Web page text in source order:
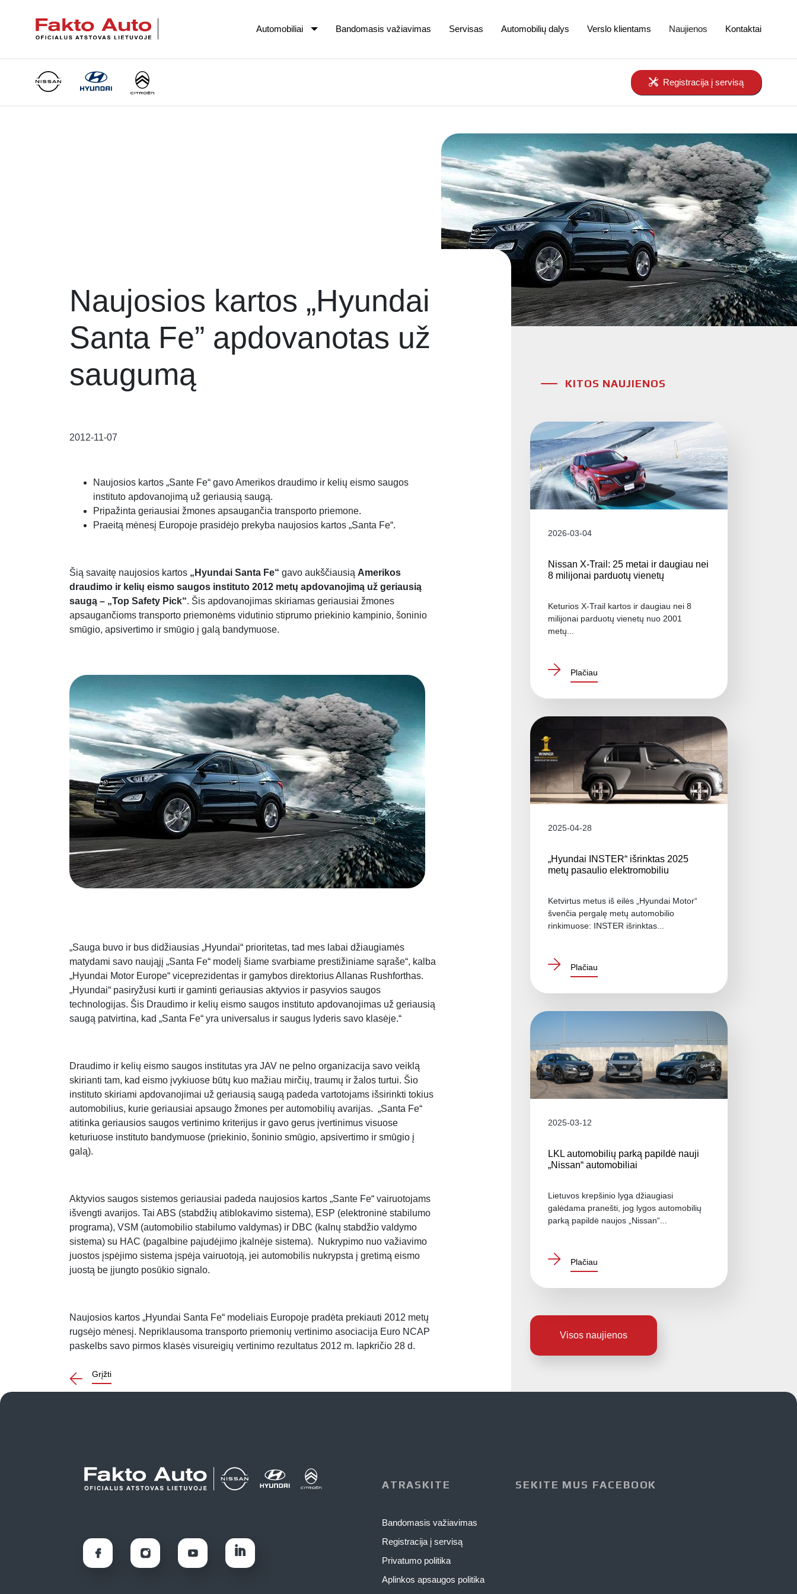
Main Navigation Automobiliai Bandomasis važiavimas Servisas Automobilių dalys Verslo klientams Naujienos Kontaktai
Registracija į servisą
Naujosios kartos „Hyundai
Santa Fe” apdovanotas už
saugumą
2012-11-07
Naujosios kartos „Sante Fe“ gavo Amerikos draudimo ir kelių eismo saugos
instituto apdovanojimą už geriausią saugą.
Pripažinta geriausiai žmones apsaugančia transporto priemone.
Praeitą mėnesį Europoje prasidėjo prekyba naujosios kartos „Santa Fe“.
Šią savaitę naujosios kartos „Hyundai Santa Fe“ gavo aukščiausią Amerikos
draudimo ir kelių eismo saugos instituto 2012 metų apdovanojimą už geriausią
saugą – „Top Safety Pick“. Šis apdovanojimas skiriamas geriausiai žmones
apsaugančioms transporto priemonėms vidutinio stiprumo priekinio kampinio, šoninio
smūgio, apsivertimo ir smūgio į galą bandymuose.
„Sauga buvo ir bus didžiausias „Hyundai“ prioritetas, tad mes labai džiaugiamės
matydami savo naująjį „Santa Fe“ modelį šiame svarbiame prestižiniame sąraše“, kalba
„Hyundai Motor Europe“ viceprezidentas ir gamybos direktorius Allanas Rushforthas.
„Hyundai“ pasiryžusi kurti ir gaminti geriausias aktyvios ir pasyvios saugos
technologijas. Šis Draudimo ir kelių eismo saugos instituto apdovanojimas už geriausią
saugą patvirtina, kad „Santa Fe“ yra universalus ir saugus lyderis savo klasėje.“
Draudimo ir kelių eismo saugos institutas yra JAV ne pelno organizacija savo veiklą
skirianti tam, kad eismo įvykiuose būtų kuo mažiau mirčių, traumų ir žalos turtui. Šio
instituto skiriami apdovanojimai už geriausią saugą padeda vartotojams išsirinkti tokius
automobilius, kurie geriausiai apsaugo žmones per automobilių avarijas. „Santa Fe“
atitinka geriausios saugos vertinimo kriterijus ir gavo gerus įvertinimus visuose
keturiuose instituto bandymuose (priekinio, šoninio smūgio, apsivertimo ir smūgio į
galą).
Aktyvios saugos sistemos geriausiai padeda naujosios kartos „Sante Fe“ vairuotojams
išvengti avarijos. Tai ABS (stabdžių atiblokavimo sistema), ESP (elektroninė stabilumo
programa), VSM (automobilio stabilumo valdymas) ir DBC (kalnų stabdžio valdymo
sistema) su HAC (pagalbine pajudėjimo įkalnėje sistema). Nukrypimo nuo važiavimo
juostos įspėjimo sistema įspėja vairuotoją, jei automobilis nukrypsta į gretimą eismo
juostą be įjungto posūkio signalo.
Naujosios kartos „Hyundai Santa Fe“ modeliais Europoje pradėta prekiauti 2012 metų
rugsėjo mėnesį. Nepriklausoma transporto priemonių vertinimo asociacija Euro NCAP
paskelbs savo pirmos klasės visureigių vertinimo rezultatus 2012 m. lapkričio 28 d.
Grįžti
KITOS NAUJIENOS
2026-03-04
Nissan X-Trail: 25 metai ir daugiau nei
8 milijonai parduotų vienetų
Keturios X-Trail kartos ir daugiau nei 8
milijonai parduotų vienetų nuo 2001
metų...
Plačiau
2025-04-28
„Hyundai INSTER“ išrinktas 2025
metų pasaulio elektromobiliu
Ketvirtus metus iš eilės „Hyundai Motor“
švenčia pergalę metų automobilio
rinkimuose: INSTER išrinktas...
Plačiau
2025-03-12
LKL automobilių parką papildė nauji
„Nissan“ automobiliai
Lietuvos krepšinio lyga džiaugiasi
galėdama pranešti, jog lygos automobilių
parką papildė naujos „Nissan“...
Plačiau
Visos naujienos
ATRASKITE
Bandomasis važiavimas
Registracija į servisą
Privatumo politika
Aplinkos apsaugos politika
SEKITE MUS FACEBOOK